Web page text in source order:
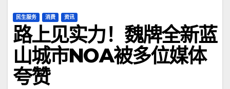
民生服务 消费 资讯
路上见实力！魏牌全新蓝
山城市NOA被多位媒体
夸赞